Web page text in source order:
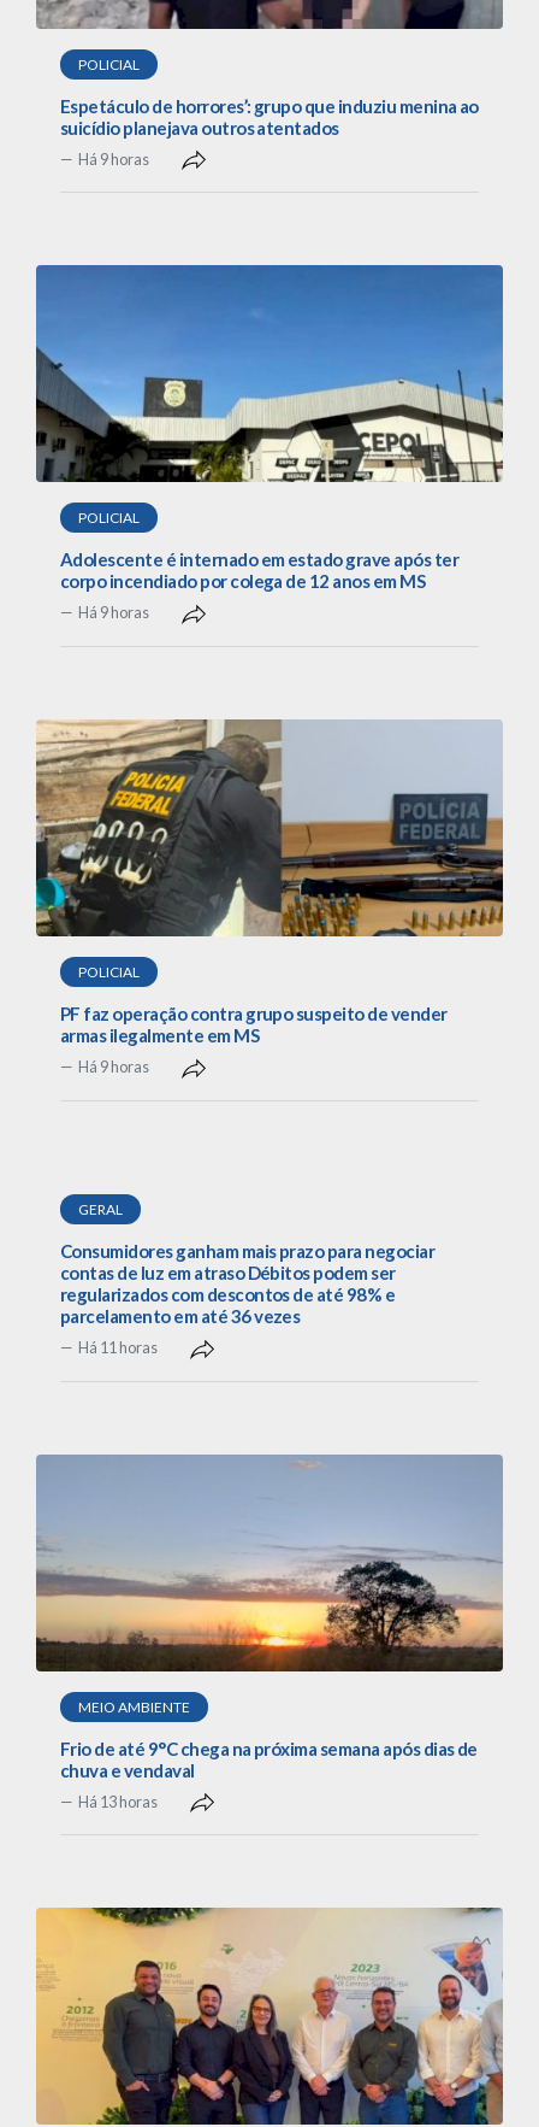
POLICIAL
Espetáculo de horrores’: grupo que induziu menina ao
suicídio planejava outros atentados
Há 9 horas
POLICIAL
Adolescente é internado em estado grave após ter
corpo incendiado por colega de 12 anos em MS
Há 9 horas
POLICIAL
PF faz operação contra grupo suspeito de vender
armas ilegalmente em MS
Há 9 horas
GERAL
Consumidores ganham mais prazo para negociar
contas de luz em atraso Débitos podem ser
regularizados com descontos de até 98% e
parcelamento em até 36 vezes
Há 11 horas
MEIO AMBIENTE
Frio de até 9°C chega na próxima semana após dias de
chuva e vendaval
Há 13 horas